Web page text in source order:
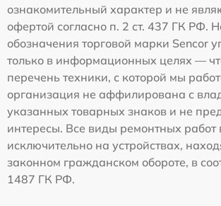
ознакомительный характер и не
офертой согласно п. 2 ст. 437 ГК РФ.
обозначения торговой марки Sencor
только в информационных целях —
перечень техники, с которой мы
организация не аффилирована с
указанных товарных знаков и не
интересы. Все виды ремонтных работ
исключительно на устройствах,
законном гражданском обороте, в
1487 ГК РФ.